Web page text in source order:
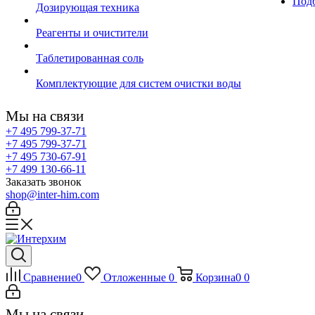
Дозирующая техника
Реагенты и очистители
Таблетированная соль
Комплектующие для систем очистки воды
Мы на связи
+7 495 799-37-71
+7 495 799-37-71
+7 495 730-67-91
+7 499 130-66-11
Заказать звонок
shop@inter-him.com
Сравнение0 Отложенные 0 Корзина0 0